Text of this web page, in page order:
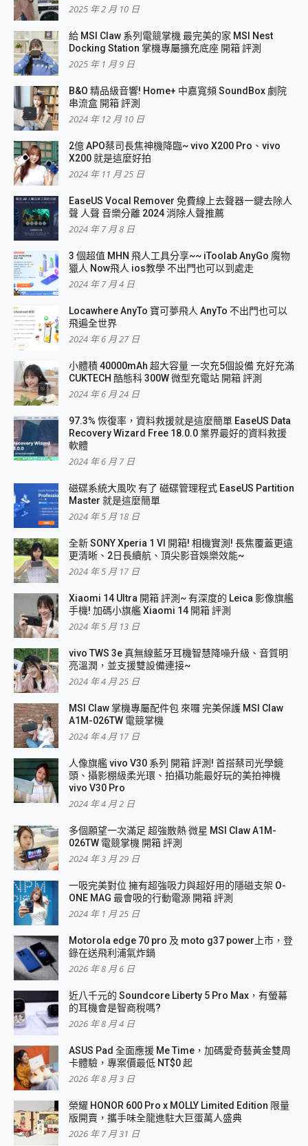
2025 年 2 月 10 日
給 MSI Claw 系列電競掌機 最完美的家 MSI Nest
Docking Station 掌機專屬擴充底座 開箱 評測
2025 年 1 月 9 日
B&O 精品級音響! Home+ 中嘉寬頻 SoundBox 劇院
串流盒 開箱 評測
2024 年 12 月 10 日
2億 APO蔡司長焦神機降臨~ vivo X200 Pro、vivo
X200 就是這麼好拍
2024 年 11 月 25 日
EaseUS Vocal Remover 免費線上去聲器一鍵去除人
聲 人聲 音樂分離 2024 消除人聲推薦
2024 年 7 月 8 日
3 個超值 MHN 飛人工具分享~~ iToolab AnyGo 魔物
獵人 Now飛人 ios教學 不出門也可以到處走
2024 年 7 月 4 日
Locawhere AnyTo 寶可夢飛人 AnyTo 不出門也可以
飛遍全世界
2024 年 6 月 27 日
小體積 40000mAh 超大容量 一次充5個設備 充好充滿
CUKTECH 酷態科 300W 微型充電站 開箱 評測
2024 年 6 月 24 日
97.3% 恢復率，資料救援就是這麼簡單 EaseUS Data
Recovery Wizard Free 18.0.0 業界最好的資料救援
軟體
2024 年 6 月 7 日
磁碟系統大風吹 有了 磁碟管理程式 EaseUS Partition
Master 就是這麼簡單
2024 年 5 月 18 日
全新 SONY Xperia 1 VI 開箱! 相機實測! 長焦覆蓋更遠
更清晰、2日長續航、頂尖影音娛樂效能~
2024 年 5 月 17 日
Xiaomi 14 Ultra 開箱 評測~ 有深度的 Leica 影像旗艦
手機! 加碼小旗艦 Xiaomi 14 開箱 評測
2024 年 5 月 13 日
vivo TWS 3e 真無線藍牙耳機智慧降噪升級、音質明
亮溫潤，並支援雙設備連接~
2024 年 4 月 25 日
MSI Claw 掌機專屬配件包 來囉 完美保護 MSI Claw
A1M-026TW 電競掌機
2024 年 4 月 17 日
人像旗艦 vivo V30 系列 開箱 評測! 首搭蔡司光學鏡
頭、攝影棚級柔光環、拍攝功能最好玩的美拍神機
vivo V30 Pro
2024 年 4 月 2 日
多個願望一次滿足 超強散熱 微星 MSI Claw A1M-
026TW 電競掌機 開箱 評測
2024 年 3 月 29 日
一吸完美對位 擁有超強吸力與超好用的隱磁支架 O-
ONE MAG 最會吸的行動電源 開箱 評測
2024 年 1 月 25 日
Motorola edge 70 pro 及 moto g37 power上市，登
錄在送飛利浦氣炸鍋
2026 年 8 月 6 日
近八千元的 Soundcore Liberty 5 Pro Max，有螢幕
的耳機會是智商稅嗎?
2026 年 8 月 4 日
ASUS Pad 全面應援 Me Time，加碼愛奇藝黃金雙周
卡體驗，專案價最低 NT$0 起
2026 年 8 月 3 日
榮耀 HONOR 600 Pro x MOLLY Limited Edition 限量
版開賣，攜手味全龍進駐大巨蛋萬人盛典
2026 年 7 月 31 日